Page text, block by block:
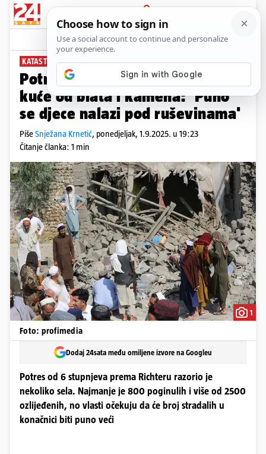
PRIJAVA
News Komentari
KATASTROFA U AFGANISTANU
Potres je sravnio sa zemljom
kuće od blata i kamena: 'Puno
se djece nalazi pod ruševinama'
PišeSnježana Krnetić, ponedjeljak, 1.9.2025. u 19:23
Čitanje članka: 1 min
1
Foto: profimedia
Dodaj 24sata među omiljene izvore na Googleu
Potres od 6 stupnjeva prema Richteru razorio je
nekoliko sela. Najmanje je 800 poginulih i više od 2500
ozlijeđenih, no vlasti očekuju da će broj stradalih u
konačnici biti puno veći